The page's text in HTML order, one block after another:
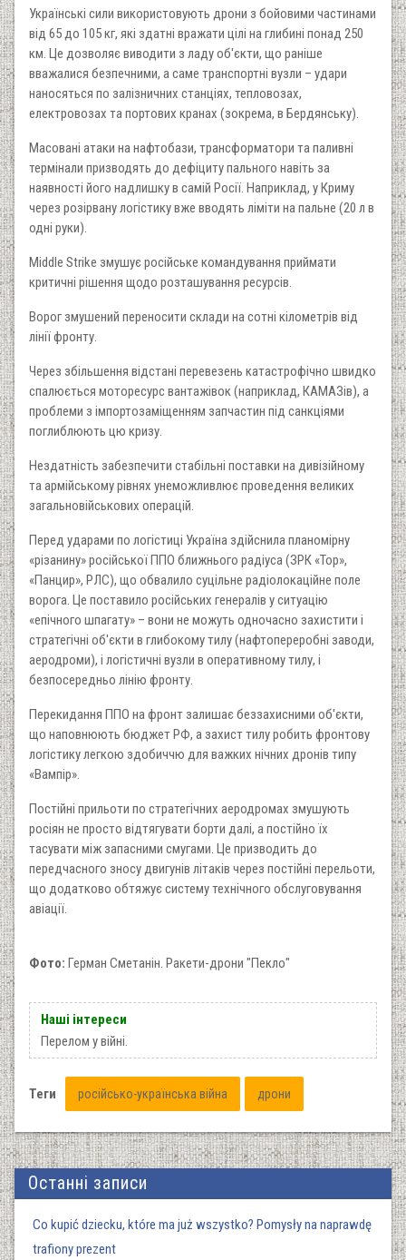
Українські сили використовують дрони з бойовими частинами
від 65 до 105 кг, які здатні вражати цілі на глибині понад 250
км. Це дозволяє виводити з ладу об'єкти, що раніше
вважалися безпечними, а саме транспортні вузли – удари
наносяться по залізничних станціях, тепловозах,
електровозах та портових кранах (зокрема, в Бердянську).
Масовані атаки на нафтобази, трансформатори та паливні
термінали призводять до дефіциту пального навіть за
наявності його надлишку в самій Росії. Наприклад, у Криму
через розірвану логістику вже вводять ліміти на пальне (20 л в
одні руки).
Middle Strike змушує російське командування приймати
критичні рішення щодо розташування ресурсів.
Ворог змушений переносити склади на сотні кілометрів від
лінії фронту.
Через збільшення відстані перевезень катастрофічно швидко
спалюється моторесурс вантажівок (наприклад, КАМАЗів), а
проблеми з імпортозаміщенням запчастин під санкціями
поглиблюють цю кризу.
Нездатність забезпечити стабільні поставки на дивізійному
та армійському рівнях унеможливлює проведення великих
загальновійськових операцій.
Перед ударами по логістиці Україна здійснила планомірну
«різанину» російської ППО ближнього радіуса (ЗРК «Тор»,
«Панцир», РЛС), що обвалило суцільне радіолокаційне поле
ворога. Це поставило російських генералів у ситуацію
«епічного шпагату» – вони не можуть одночасно захистити і
стратегічні об'єкти в глибокому тилу (нафтопереробні заводи,
аеродроми), і логістичні вузли в оперативному тилу, і
безпосередньо лінію фронту.
Перекидання ППО на фронт залишає беззахисними об'єкти,
що наповнюють бюджет РФ, а захист тилу робить фронтову
логістику легкою здобиччю для важких нічних дронів типу
«Вампір».
Постійні прильоти по стратегічних аеродромах змушують
росіян не просто відтягувати борти далі, а постійно їх
тасувати між запасними смугами. Це призводить до
передчасного зносу двигунів літаків через постійні перельоти,
що додатково обтяжує систему технічного обслуговування
авіації.
Фото: Герман Сметанін. Ракети-дрони "Пекло"
Наші інтереси
Перелом у війні.
Теги російсько-українська війна дрони
Останні записи
Co kupić dziecku, które ma już wszystko? Pomysły na naprawdę
trafiony prezent